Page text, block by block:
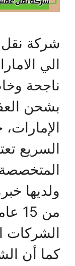
شركة
الي
ناجحة
بشحن
السريع
ولديها
من
الشركات
كما أن